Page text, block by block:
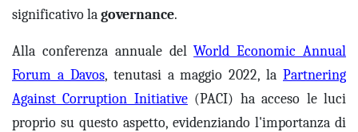
significativo lagovernance.
Alla conferenza annuale delWorld EconomicAnnual
Forum a Davos, tenutasi a maggio 2022, la Partnering
Against Corruption Initiative(PACI) haacceso le luci
proprio su questo aspetto, evidenziando l'importanza di